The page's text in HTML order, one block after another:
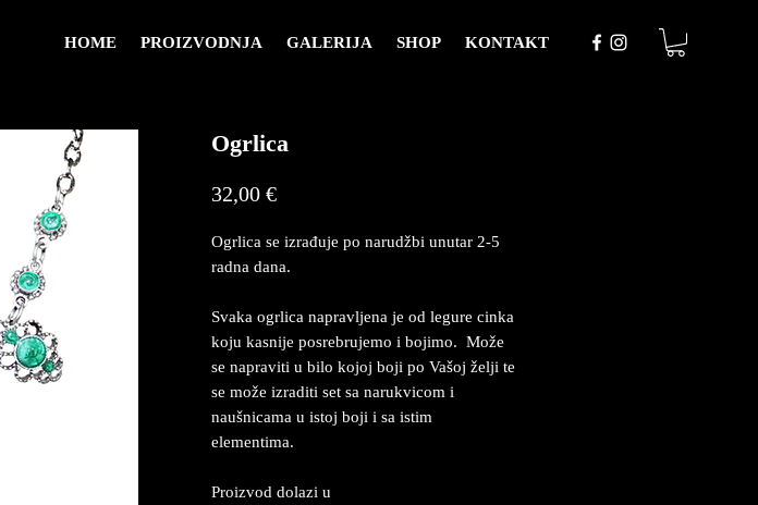
HOME PROIZVODNJA GALERIJA SHOP KONTAKT
Ogrlica
32,00 €Price
Ogrlica se izrađuje po narudžbi unutar 2-5
radna dana.
Svaka ogrlica napravljena je od legure cinka
koju kasnije posrebrujemo i bojimo. Može
se napraviti u bilo kojoj boji po Vašoj želji te
se može izraditi set sa narukvicom i
naušnicama u istoj boji i sa istim
elementima.
Proizvod dolazi u